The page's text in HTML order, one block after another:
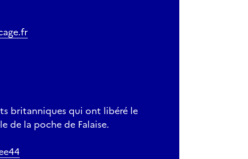
britanniques qui ont libéré le
de la poche de Falaise.